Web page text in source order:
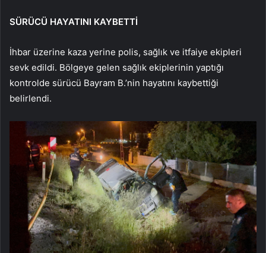
SÜRÜCÜ HAYATINI KAYBETTİ
İhbar üzerine kaza yerine polis, sağlık ve itfaiye ekipleri
sevk edildi. Bölgeye gelen sağlık ekiplerinin yaptığı
kontrolde sürücü Bayram B.’nin hayatını kaybettiği
belirlendi.